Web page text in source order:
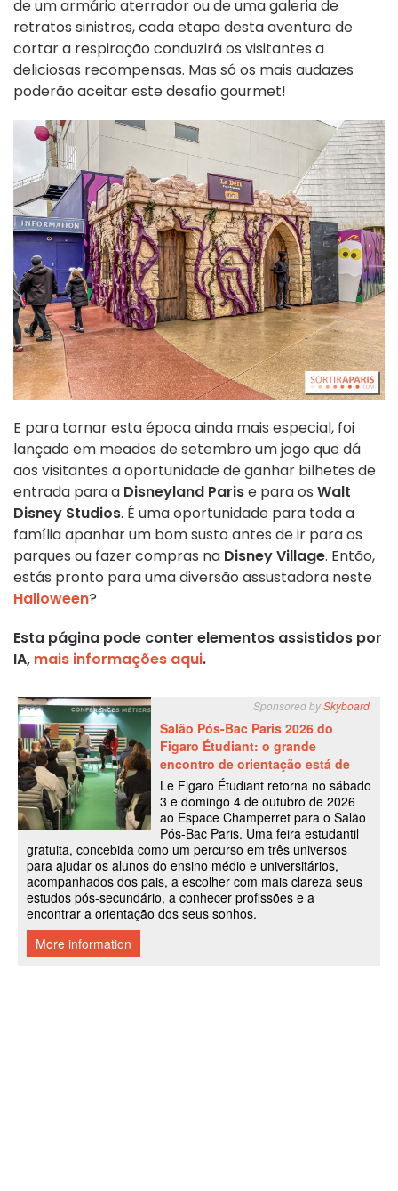
de um armário aterrador ou de uma galeria de
retratos sinistros, cada etapa desta aventura de
cortar a respiração conduzirá os visitantes a
deliciosas recompensas. Mas só os mais audazes
poderão aceitar este desafio gourmet!
E para tornar esta época ainda mais especial, foi
lançado em meados de setembro um jogo que dá
aos visitantes a oportunidade de ganhar bilhetes de
entrada para a Disneyland Parise para os Walt
Disney Studios. É uma oportunidade para toda a
família apanhar um bom susto antes de ir para os
parques ou fazer compras na Disney Village. Então,
estás pronto para uma diversão assustadora neste
Halloween?
Esta página pode conter elementos assistidos por
IA, mais informações aqui.